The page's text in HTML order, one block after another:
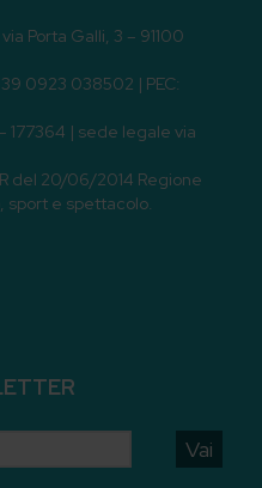
Porta Galli, 3 – 91100
0923 038502 | PEC:
177364 | sede legale via
del 20/06/2014 Regione
sport e spettacolo.